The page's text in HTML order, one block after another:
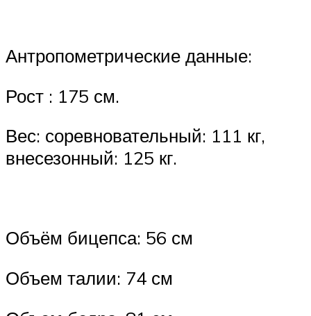
Антропометрические данные:​
Рост : 175 см.​
Вес: соревновательный: 111 кг,
внесезонный: 125 кг.​
Объём бицепса: 56 см​
Объем талии: 74 см​